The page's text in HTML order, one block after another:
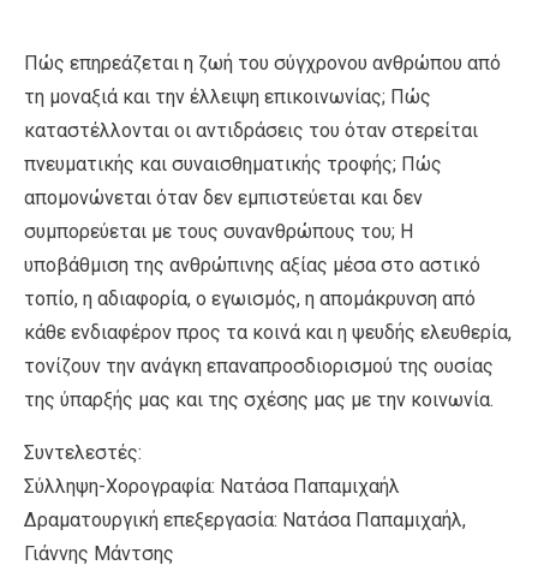
Πώς επηρεάζεται η ζωή του σύγχρονου ανθρώπου από
τη μοναξιά και την έλλειψη επικοινωνίας; Πώς
καταστέλλονται οι αντιδράσεις του όταν στερείται
πνευματικής και συναισθηματικής τροφής; Πώς
απομονώνεται όταν δεν εμπιστεύεται και δεν
συμπορεύεται με τους συνανθρώπους του; Η
υποβάθμιση της ανθρώπινης αξίας μέσα στο αστικό
τοπίο, η αδιαφορία, ο εγωισμός, η απομάκρυνση από
κάθε ενδιαφέρον προς τα κοινά και η ψευδής ελευθερία,
τονίζουν την ανάγκη επαναπροσδιορισμού της ουσίας
της ύπαρξής μας και της σχέσης μας με την κοινωνία.
Συντελεστές:
Σύλληψη-Χορογραφία: Νατάσα Παπαμιχαήλ
Δραματουργική επεξεργασία: Νατάσα Παπαμιχαήλ,
Γιάννης Μάντσης